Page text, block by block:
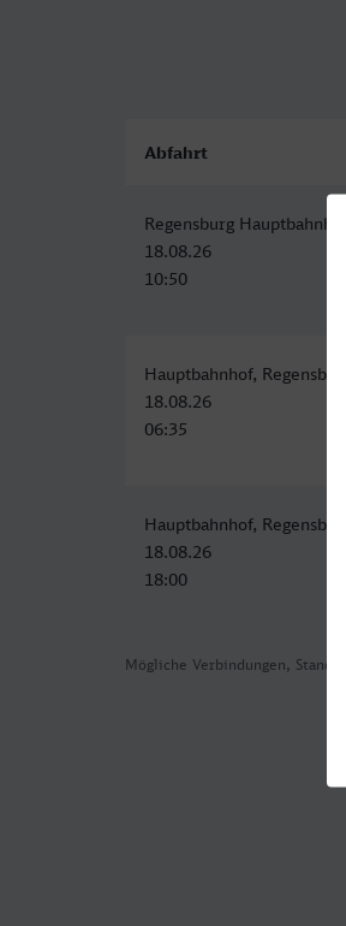
Mögliche Verbindungen, Stand:
Abfahrt
Regensburg Hauptbahnhof
18.08.26
10:50
Hauptbahnhof, Regensburg
18.08.26
06:35
Hauptbahnhof, Regensburg
18.08.26
18:00